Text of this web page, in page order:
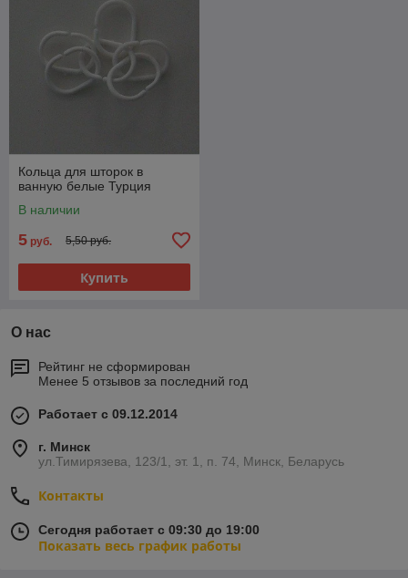
Кольца для шторок в
ванную белые Турция
В наличии
5 руб. 5,50 руб.
Купить
О нас
Рейтинг не сформирован
Менее 5 отзывов за последний год
Работает с 09.12.2014
г. Минск
ул.Тимирязева, 123/1, эт. 1, п. 74, Минск, Беларусь
Контакты
Сегодня работает с 09:30 до 19:00
Показать весь график работы